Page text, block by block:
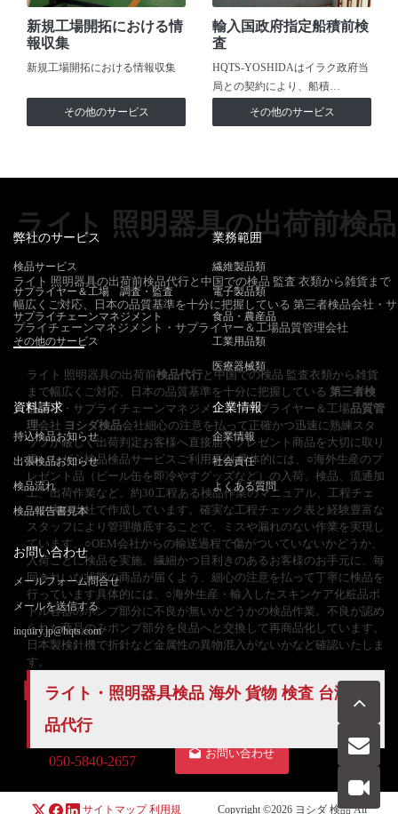
新規工場開拓における情
報収集
新規工場開拓における情報収集
その他のサービス
輸入国政府指定船積前検
査
HQTS-YOSHIDAはイラク政府当
局との契約により、船積…
その他のサービス
ライト 照明器具の出荷前検品
ライト 照明器具の出荷前検品代行と中国での検品 監査 衣類から雑貨まで
幅広くご対応、日本の品質基準を十分に把握している 第三者検品会社・サ
プライチェーンマネジメント・サプライヤー＆工場品質管理会社
ライト 照明器具の出荷前検品代行と中国での検品 監査衣類から雑貨
まで幅広くご対応、日本の品質基準を十分に把握している 第三者検
品会社・サプライチェーンマネジメント・サプライヤー＆工場品質管
理会社 ヨシダ検品会社細心の注意を払って正確かつ迅速に熟練スタ
ッフが厳しく出荷判定お客様へ直接届くプレゼント商品を大切に取り
扱いながら検品検品サービスご利用事例 具体的には、○海外生産のプ
レゼント品（ビール缶を即冷やすグッズなど）の入荷、検品、流通加
工、出荷作業など。約30工程ある検品作業のマニュアル、工程チェ
ック表を当社で作成しています。確実な工程チェック表と経験豊富な
スタッフにより管理徹底することで、ミスや漏れのない作業を実現し
ています。○OEM会社からの輸送過程で傷がついていないかどうか、
入荷ごとに検品を実施。繊細かつ目利きのあるお客様のお手元に、毎
回きれいな状態の商品が届くよう、細心の注意を払って丁寧に検品を
行っています具体的には、○海外生産・輸入したスキンケア化粧品ボ
トル容器のポンプ部分に不良が無いかどうかの検品作業。不良が認め
られた商品のみポンプ部分を良品へと交換して再商品化しています。
日本製検針機で折針など金属性の異物混入がないかなど確認いたしま
す。
ライト・照明器具検品 海外 貨物 検査 台湾 検
品代行
弊社のサービス
検品サービス
サプライヤー＆工場 調査・監査
サプライチェーンマネジメント
その他のサービス
業務範囲
繊維製品類
電子製品類
食品・農産品
工業用品類
医療器械類
資料請求
持込検品お知らせ
出張検品お知らせ
検品流れ
検品報告書見本
企業情報
企業情報
社会責任
よくある質問
お問い合わせ
メールフォーム問合せ
メールを送信する
inquiry.jp@hqts.com
050-5840-2657
お問い合わせ
サイトマップ 利用規 Copyright ©2026 ヨシダ 検品All